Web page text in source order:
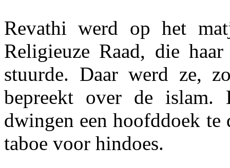
Revathi werd op het
Religieuze Raad, die
stuurde. Daar werd ze,
bepreekt over de islam.
dwingen een hoofddoek te
taboe voor hindoes.